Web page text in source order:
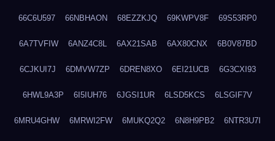
66C6U597 66NBHAON 68EZZKJQ 69KWPV8F 69S53RP0
6A7TVFIW 6ANZ4C8L 6AX21SAB 6AX80CNX 6B0V87BD
6CJKUI7J 6DMVW7ZP 6DREN8XO 6EI21UCB 6G3CXI93
6HWL9A3P 6I5IUH76 6JGSI1UR 6LSD5KCS 6LSGIF7V
6MRU4GHW 6MRWI2FW 6MUKQ2Q2 6N8H9PB2 6NTR3U7I